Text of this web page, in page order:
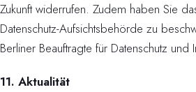
Zukunft widerrufen. Zudem haben Sie
Datenschutz-Aufsichtsbehörde zu
Berliner Beauftragte für Datenschutz und
11. Aktualität